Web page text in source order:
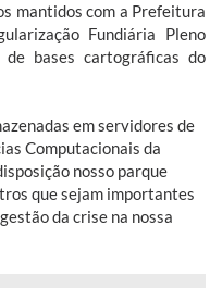
mantidos com a Prefeitura
Fundiária Pleno
de bases cartográficas do
em servidores de
Computacionais da
nosso parque
que sejam importantes
da crise na nossa